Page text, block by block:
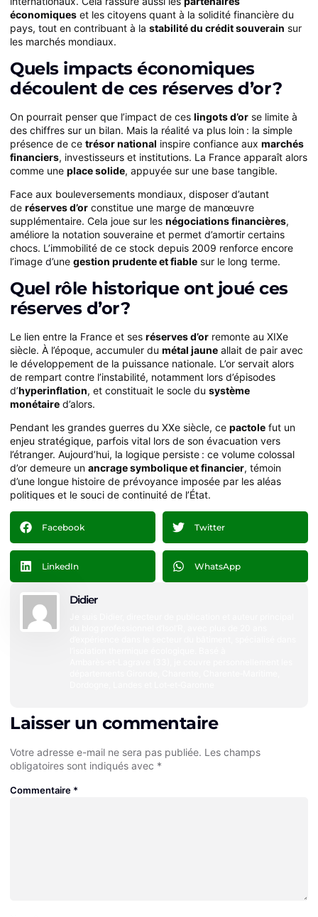
économiques et les citoyens quant à la solidité financière du
pays, tout en contribuant à la stabilité du crédit souverain sur
les marchés mondiaux.
Quels impacts économiques
découlent de ces réserves d’or ?
On pourrait penser que l’impact de ces lingots d’or se limite à
des chiffres sur un bilan. Mais la réalité va plus loin : la simple
présence de ce trésor national inspire confiance aux marchés
financiers, investisseurs et institutions. La France apparaît alors
comme une place solide, appuyée sur une base tangible.
Face aux bouleversements mondiaux, disposer d’autant
de réserves d’or constitue une marge de manœuvre
supplémentaire. Cela joue sur les négociations financières,
améliore la notation souveraine et permet d’amortir certains
chocs. L’immobilité de ce stock depuis 2009 renforce encore
l’image d’une gestion prudente et fiable sur le long terme.
Quel rôle historique ont joué ces
réserves d’or ?
Le lien entre la France et ses réserves d’or remonte au XIXe
siècle. À l’époque, accumuler du métal jaune allait de pair avec
le développement de la puissance nationale. L’or servait alors
de rempart contre l’instabilité, notamment lors d’épisodes
d’hyperinflation, et constituait le socle du système
monétaire d’alors.
Pendant les grandes guerres du XXe siècle, ce pactole fut un
enjeu stratégique, parfois vital lors de son évacuation vers
l’étranger. Aujourd’hui, la logique persiste : ce volume colossal
d’or demeure un ancrage symbolique et financier, témoin
d’une longue histoire de prévoyance imposée par les aléas
politiques et le souci de continuité de l’État.
Facebook Twitter
LinkedIn WhatsApp
Didier
Laisser un commentaire
Votre adresse e-mail ne sera pas publiée. Les champs
obligatoires sont indiqués avec *
Commentaire *